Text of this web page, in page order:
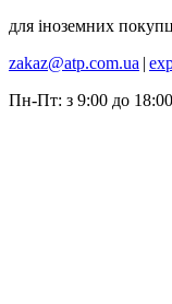
для іноземних
zakaz@atp.com.ua |
Пн-Пт: з 9:00 до